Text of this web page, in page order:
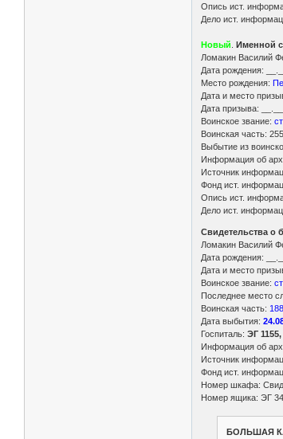
Опись ист.
Дело ист.
Новый .Именной
Ломакин Василий
Дата рождения:
Место рождения:
Дата и место
Дата призыва:
Воинское звание:
Воинская часть:
Выбытие из
Информация об
Источник
Фонд ист.
Опись ист.
Дело ист.
Свидетельства о
Ломакин Василий
Дата рождения:
Дата и место
Воинское звание:
Последнее место
Воинская часть:
Дата выбытия:
Госпиталь: ЭГ
Информация об
Источник
Фонд ист.
Номер шкафа:
Номер ящика: ЭГ
БОЛЬШАЯ